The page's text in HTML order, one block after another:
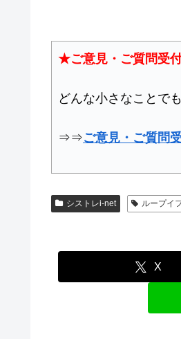
★ご意見・ご質問受
どんな小さなことで
⇒⇒ご意見・ご質問
シストレi-net ループイ
X